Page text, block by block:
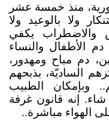
منذ خمسة عشر
ولا بالوعيد ولا
والاضطراب يكفي
الأطفال والنساء
دم مباح ومهدور،
الساديّة، بذبحهم
وبإمكان الطبيب
إنه قانون غرفة
الهواء مباشرة..